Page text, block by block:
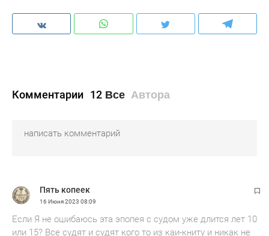
Комментарии 12 Все Автора
Пять копеек
16 Июня 2023 08:09
Если Я не ошибаюсь эта эпопея с судом уже длится лет 10
или 15? Все судят и судят кого то из каи-книту и никак не